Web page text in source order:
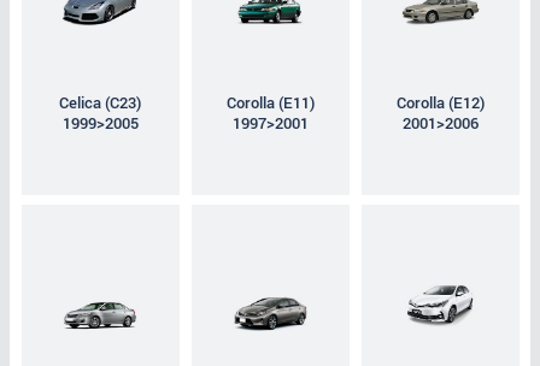
Celica (C23)
1999>2005
Corolla (E11)
1997>2001
Corolla (E12)
2001>2006